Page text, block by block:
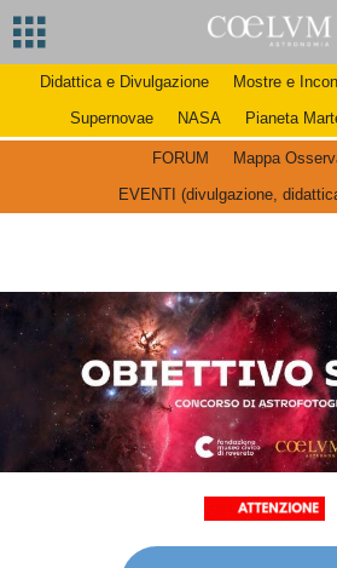
Didattica e Divulgazione Mostre e
Supernovae
NASA Pianeta
FORUM
Mappa
EVENTI (divulgazione,